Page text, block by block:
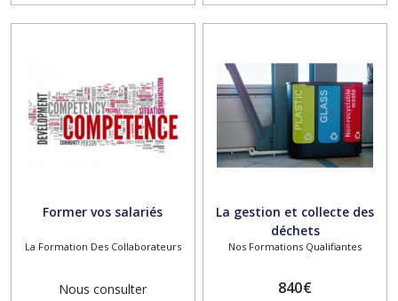
Former vos salariés
La Formation Des Collaborateurs
Nous consulter
La gestion et collecte des
déchets
Nos Formations Qualifiantes
840€